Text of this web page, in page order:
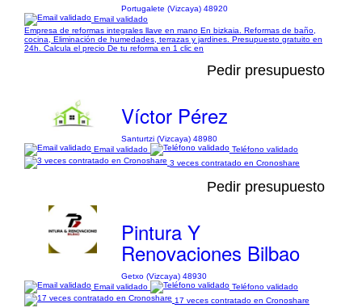
Portugalete (Vizcaya) 48920
Email validado
Empresa de reformas integrales llave en mano En bizkaia. Reformas de baño,
cocina, Eliminación de humedades, terrazas y jardines. Presupuesto gratuito en
24h. Calcula el precio De tu reforma en 1 clic en
Pedir presupuesto
Víctor Pérez
Santurtzi (Vizcaya) 48980
Email validado
Teléfono validado
3 veces contratado en Cronoshare
Pedir presupuesto
Pintura Y
Renovaciones Bilbao
Getxo (Vizcaya) 48930
Email validado
Teléfono validado
17 veces contratado en Cronoshare